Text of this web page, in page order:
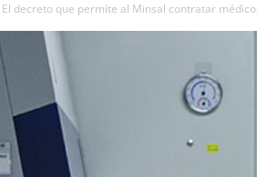
El decreto que permite al Minsal contratar